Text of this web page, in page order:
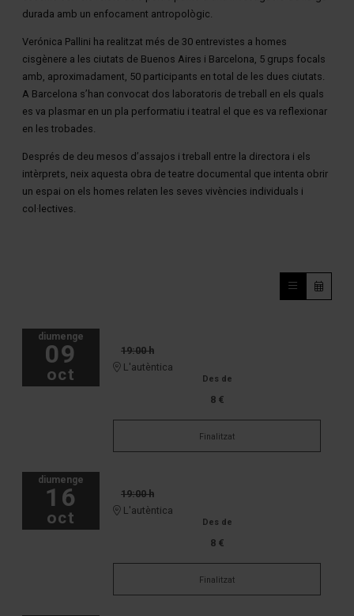
durada amb un enfocament antropològic.
Verónica Pallini ha realitzat més de 30 entrevistes a homes
cisgènere a les ciutats de Buenos Aires i Barcelona, 5 grups focals
amb, aproximadament, 50 participants en total de les dues ciutats.
A Barcelona s’han convocat dos laboratoris de treball en els quals
es va plasmar en un pla performatiu i teatral el que es va reflexionar
en les trobades.
Després de deu mesos d’assajos i treball entre la directora i els
intèrprets, neix aquesta obra de teatre documental que intenta obrir
un espai on els homes relaten les seves vivències individuals i
col·lectives.
diumenge
09
oct
19:00 h
L'autèntica
Des de
8 €
Finalitzat
diumenge
16
oct
19:00 h
L'autèntica
Des de
8 €
Finalitzat